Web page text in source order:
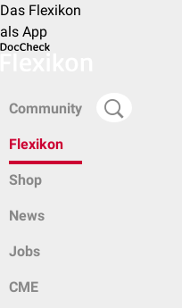
Das Flexikon
als App
Community
Flexikon
Shop
News
Jobs
CME